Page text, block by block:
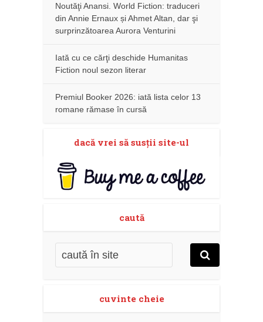
Noutăţi Anansi. World Fiction: traduceri
din Annie Ernaux și Ahmet Altan, dar şi
surprinzătoarea Aurora Venturini
Iată cu ce cărţi deschide Humanitas
Fiction noul sezon literar
Premiul Booker 2026: iată lista celor 13
romane rămase în cursă
dacă vrei să susţii site-ul
caută
cuvinte cheie